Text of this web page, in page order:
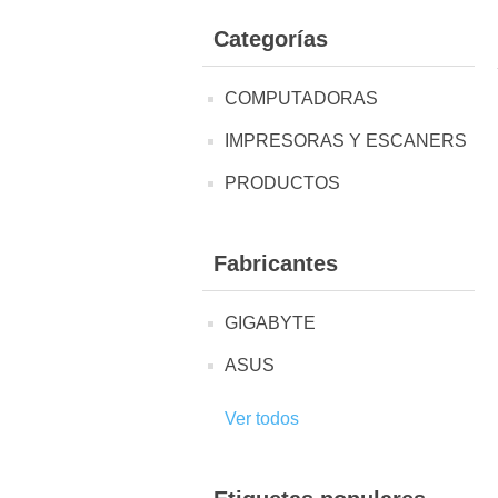
Categorías
COMPUTADORAS
IMPRESORAS Y ESCANERS
PRODUCTOS
Fabricantes
GIGABYTE
ASUS
Ver todos